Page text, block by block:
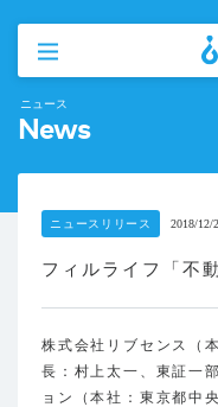
ニュース
News
ニュースリリース 2018/12/
フィルライフ「不
株式会社リブセンス（
長：村上太一、東証一
ョン（本社：東京都中